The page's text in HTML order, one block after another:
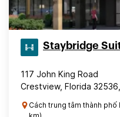
Staybridge
117 John King Road
Crestview, Florida
Cách trung tâm thành